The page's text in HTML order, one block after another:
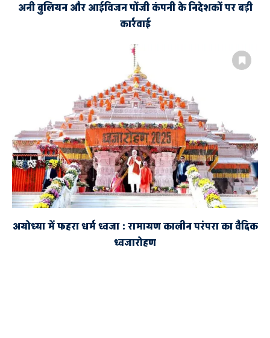
अनी बुलियन और आईविजन पोंजी कंपनी के निदेशकों पर बड़ी
कार्रवाई
अयोध्या में फहरा धर्म ध्वजा : रामायण कालीन परंपरा का वैदिक
ध्वजारोहण